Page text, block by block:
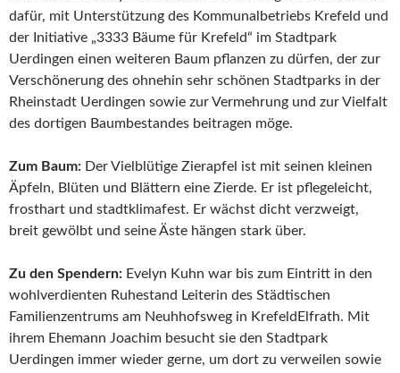
dafür, mit Unterstützung des Kommunalbetriebs Krefeld und
der Initiative „3333 Bäume für Krefeld“ im Stadtpark
Uerdingen einen weiteren Baum pflanzen zu dürfen, der zur
Verschönerung des ohnehin sehr schönen Stadtparks in der
Rheinstadt Uerdingen sowie zur Vermehrung und zur Vielfalt
des dortigen Baumbestandes beitragen möge.
Zum Baum: Der Vielblütige Zierapfel ist mit seinen kleinen
Äpfeln, Blüten und Blättern eine Zierde. Er ist pflegeleicht,
frosthart und stadtklimafest. Er wächst dicht verzweigt,
breit gewölbt und seine Äste hängen stark über.
Zu den Spendern: Evelyn Kuhn war bis zum Eintritt in den
wohlverdienten Ruhestand Leiterin des Städtischen
Familienzentrums am Neuhhofsweg in KrefeldElfrath. Mit
ihrem Ehemann Joachim besucht sie den Stadtpark
Uerdingen immer wieder gerne, um dort zu verweilen sowie